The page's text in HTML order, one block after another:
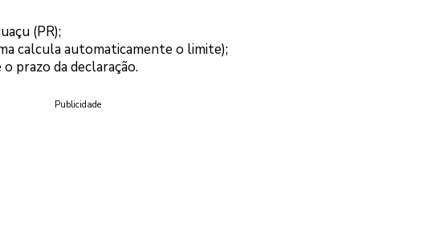
(PR);
calcula automaticamente o limite);
prazo da declaração.
Publicidade